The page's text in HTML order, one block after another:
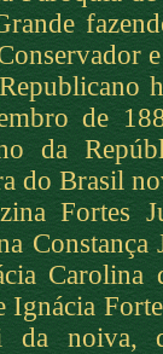
de
da
do Brasil
Fortes
Ignácia
da noiva,